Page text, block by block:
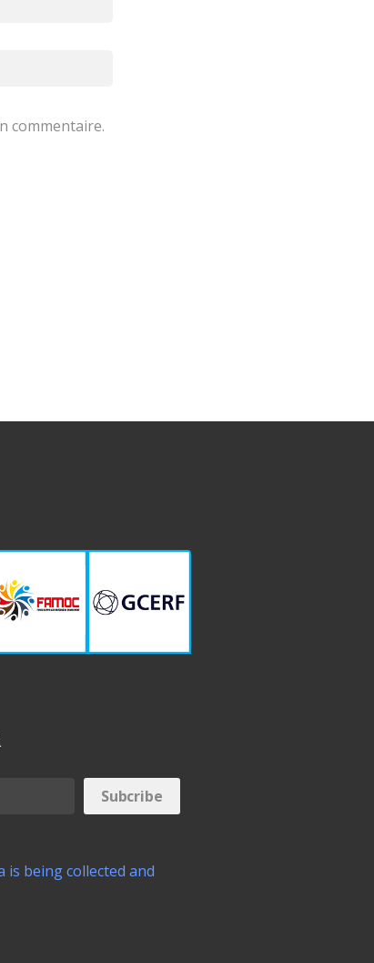
commentaire.
is being collected and